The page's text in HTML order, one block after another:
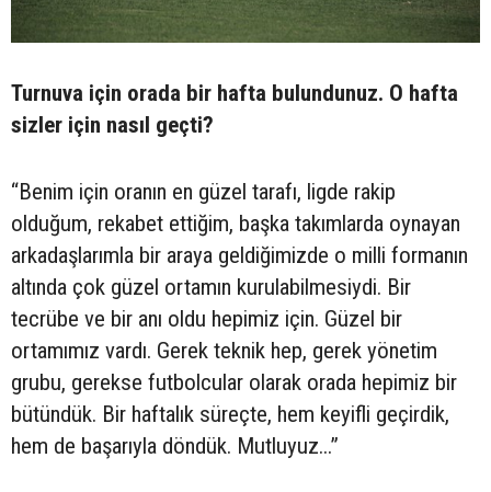
Turnuva için orada bir hafta bulundunuz. O hafta
sizler için nasıl geçti?
“Benim için oranın en güzel tarafı, ligde rakip
olduğum, rekabet ettiğim, başka takımlarda oynayan
arkadaşlarımla bir araya geldiğimizde o milli formanın
altında çok güzel ortamın kurulabilmesiydi. Bir
tecrübe ve bir anı oldu hepimiz için. Güzel bir
ortamımız vardı. Gerek teknik hep, gerek yönetim
grubu, gerekse futbolcular olarak orada hepimiz bir
bütündük. Bir haftalık süreçte, hem keyifli geçirdik,
hem de başarıyla döndük. Mutluyuz...”